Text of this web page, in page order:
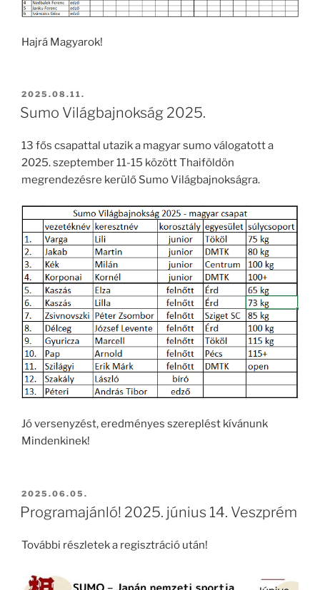
Hajrá Magyarok!
BEKÜLDVE:
2025.08.11.
Sumo Világbajnokság 2025.
13 fős csapattal utazik a magyar sumo válogatott a
2025. szeptember 11-15 között Thaiföldön
megrendezésre kerülő Sumo Világbajnokságra.
Jó versenyzést, eredményes szereplést kívánunk
Mindenkinek!
BEKÜLDVE:
2025.06.05.
Programajánló! 2025. június 14. Veszprém
További részletek a regisztráció után!